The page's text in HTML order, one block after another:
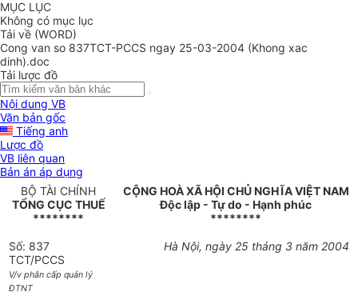
MỤC LỤC
Không có mục lục
Tải về (WORD)
Cong van so 837TCT-PCCS ngay 25-03-2004 (Khong xac
dinh).doc
Tải lược đồ
Nội dung VB
Văn bản gốc
Tiếng anh
Lược đồ
VB liên quan
Bản án áp dụng
BỘ TÀI CHÍNH
TỔNG CỤC THUẾ
********
CỘNG HOÀ XÃ HỘI CHỦ NGHĨA VIỆT NAM
Độc lập - Tự do - Hạnh phúc
********
Số: 837
TCT/PCCS
V/v phân cấp quản lý
ĐTNT
Hà Nội, ngày 25 tháng 3 năm 2004